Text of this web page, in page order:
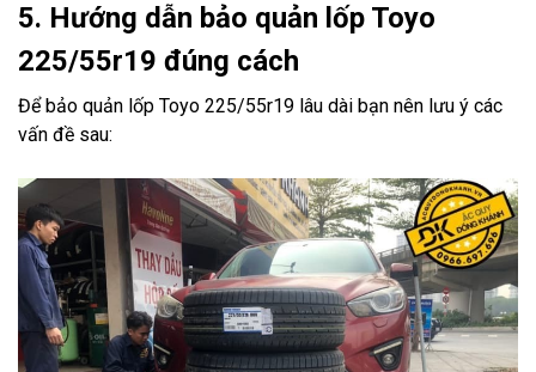
5. Hướng dẫn bảo quản lốp Toyo
225/55r19 đúng cách
Để bảo quản lốp Toyo 225/55r19 lâu dài bạn nên lưu ý các
vấn đề sau: